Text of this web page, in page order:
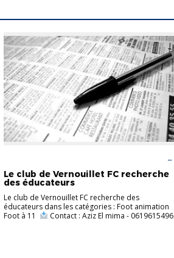
Le club de Vernouillet FC recherche
des éducateurs
Le club de Vernouillet FC recherche des
éducateurs dans les catégories : Foot animation
Foot à 11
​ Contact : Aziz El mima - 0619615496